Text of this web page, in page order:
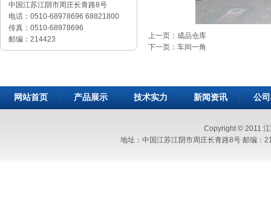
中国江苏江阴市周庄长青路8号
电话：0510-68978696 68821800
传真：0510-68978696
邮编：214423
上一页：成品仓库
下一页：车间一角
网站首页 产品展示 技术实力 新闻资讯 公
Copyright © 2011
地址：中国江苏江阴市周庄长青路8号 邮编